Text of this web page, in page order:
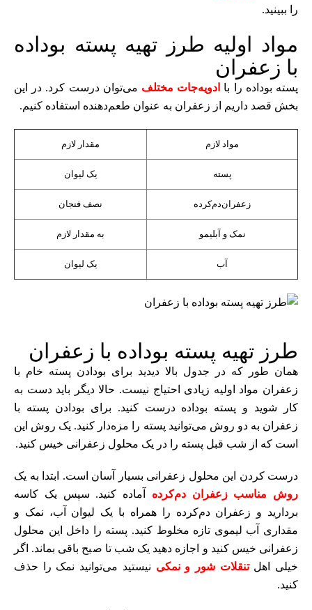
را ببینید.
مواد اولیه طرز تهیه پسته بوداده
با زعفران
پسته بوداده را با ادویه‌جات مختلف می‌توان درست کرد. در این
بخش قصد داریم از زعفران به عنوان طعم‌دهنده استفاده کنیم.
مواد لازم مقدار لازم
پسته یک لیوان
زعفران‌دم‌کرده نصف فنجان
نمک و آبلیمو به مقدار لازم
آب یک لیوان
طرز تهیه پسته بوداده با زعفران
همان طور که در جدول بالا دیدید برای بودادن پسته خام با
زعفران مواد اولیه زیادی احتیاج نیست. حالا دیگر باید دست به
کار شوید و پسته بوداده درست کنید. برای بودادن پسته با
زعفران به دو روش می‌توانید پسته را مزه‌دار کنید. یک روش این
است که از شب قبل پسته را در یک محلول زعفرانی خیس کنید.
درست کردن این محلول زعفرانی بسیار آسان است. ابتدا به یک
روش مناسب زعفران دم‌کرده
آماده کنید. سپس یک کاسه
بردارید و زعفران دم‌کرده را همراه با یک لیوان آب، نمک و
مقداری آب لیموی تازه مخلوط کنید. پسته را داخل این محلول
زعفرانی خیس کنید و اجازه دهید یک شب تا صبح باقی بماند. اگر
خیلی اهلتنقلات شور و نمکی نیستید می‌توانید نمک را حذف
کنید.